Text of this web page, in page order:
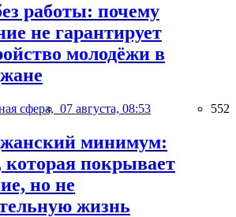
работы: почему
не гарантирует
молодёжи в
сфера, 07 августа, 08:53 552
минимум:
которая покрывает
но не
жизнь